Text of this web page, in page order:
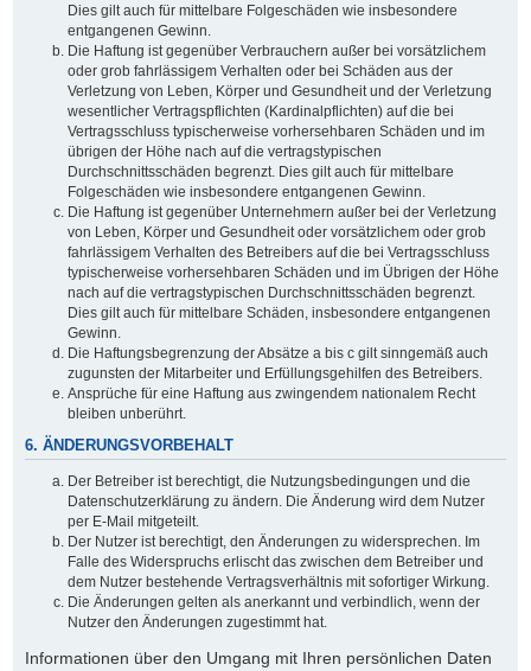
Dies gilt auch für mittelbare Folgeschäden wie insbesondere
entgangenen Gewinn.
Die Haftung ist gegenüber Verbrauchern außer bei vorsätzlichem
oder grob fahrlässigem Verhalten oder bei Schäden aus der
Verletzung von Leben, Körper und Gesundheit und der Verletzung
wesentlicher Vertragspflichten (Kardinalpflichten) auf die bei
Vertragsschluss typischerweise vorhersehbaren Schäden und im
übrigen der Höhe nach auf die vertragstypischen
Durchschnittsschäden begrenzt. Dies gilt auch für mittelbare
Folgeschäden wie insbesondere entgangenen Gewinn.
Die Haftung ist gegenüber Unternehmern außer bei der Verletzung
von Leben, Körper und Gesundheit oder vorsätzlichem oder grob
fahrlässigem Verhalten des Betreibers auf die bei Vertragsschluss
typischerweise vorhersehbaren Schäden und im Übrigen der Höhe
nach auf die vertragstypischen Durchschnittsschäden begrenzt.
Dies gilt auch für mittelbare Schäden, insbesondere entgangenen
Gewinn.
Die Haftungsbegrenzung der Absätze a bis c gilt sinngemäß auch
zugunsten der Mitarbeiter und Erfüllungsgehilfen des Betreibers.
Ansprüche für eine Haftung aus zwingendem nationalem Recht
bleiben unberührt.
6. ÄNDERUNGSVORBEHALT
Der Betreiber ist berechtigt, die Nutzungsbedingungen und die
Datenschutzerklärung zu ändern. Die Änderung wird dem Nutzer
per E-Mail mitgeteilt.
Der Nutzer ist berechtigt, den Änderungen zu widersprechen. Im
Falle des Widerspruchs erlischt das zwischen dem Betreiber und
dem Nutzer bestehende Vertragsverhältnis mit sofortiger Wirkung.
Die Änderungen gelten als anerkannt und verbindlich, wenn der
Nutzer den Änderungen zugestimmt hat.
Informationen über den Umgang mit Ihren persönlichen Daten